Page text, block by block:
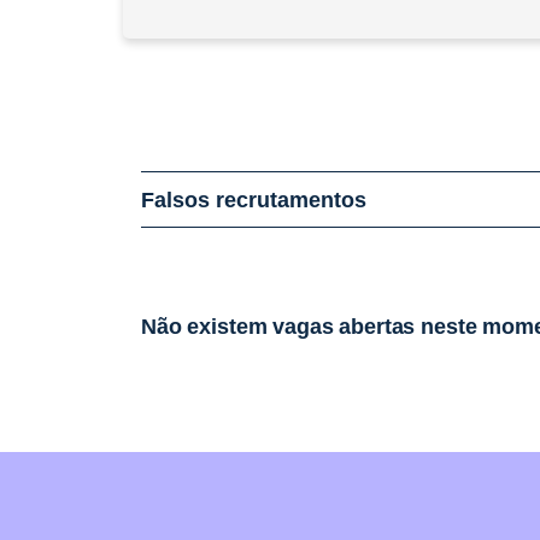
Falsos recrutamentos
Não existem vagas abertas neste